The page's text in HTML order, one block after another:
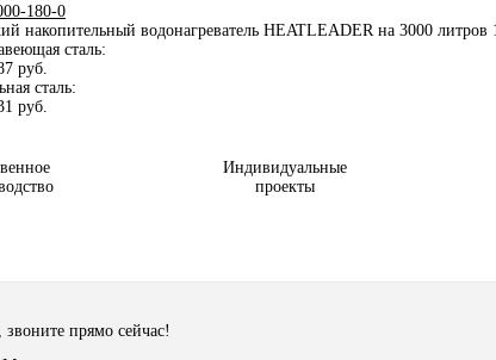
180-0
накопительный водонагреватель HEATLEADER на 3000
сталь:
руб.
сталь:
руб.
Индивидуальные
проекты
прямо сейчас!